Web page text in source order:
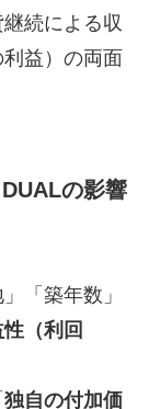
続による収
益）の両面
の影響
「築年数」
（利回
独自の付加価